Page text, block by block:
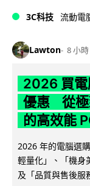
3C科技 流動電
Lawton 8 小時
2026 買電
優惠 從極
的高效能
2026 年的電腦選
輕量化」、「機身
及「品質與售後服